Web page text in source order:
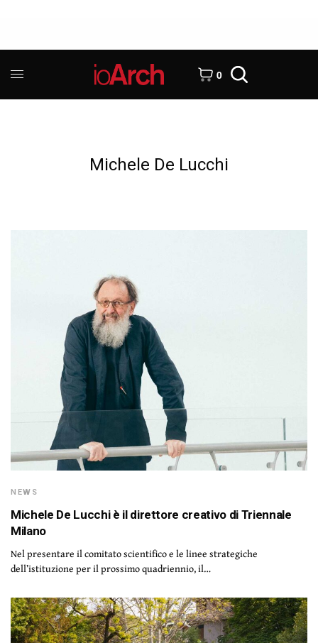
0
Michele De Lucchi
NEWS
Michele De Lucchi è il direttore creativo di Triennale
Milano
Nel presentare il comitato scientifico e le linee strategiche
dell’istituzione per il prossimo quadriennio, il…